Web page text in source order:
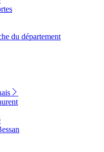
du département